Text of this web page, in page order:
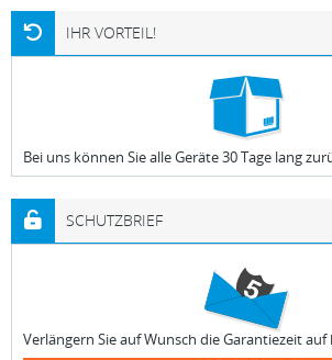
IHR VORTEIL!
Bei uns können Sie alle Geräte 30 Tage lang
SCHUTZBRIEF
Verlängern Sie auf Wunsch die Garantiezeit auf